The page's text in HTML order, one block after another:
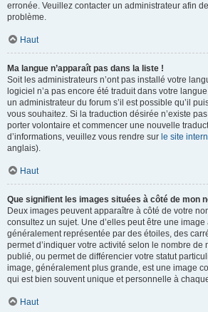
erronée. Veuillez contacter un administrateur afin
problème.
Haut
Ma langue n’apparaît pas dans la liste !
Soit les administrateurs n’ont pas installé votre
logiciel n’a pas encore été traduit dans votre
un administrateur du forum s’il est possible qu’il
vous souhaitez. Si la traduction désirée n’existe
porter volontaire et commencer une nouvelle
d’informations, veuillez vous rendre sur le site
anglais).
Haut
Que signifient les images situées à côté de mon
Deux images peuvent apparaître à côté de votre
consultez un sujet. Une d’elles peut être une
généralement représentée par des étoiles, des
permet d’indiquer votre activité selon le nombre de
publié, ou permet de différencier votre statut
image, généralement plus grande, est une image
qui est bien souvent unique et personnelle à
Haut